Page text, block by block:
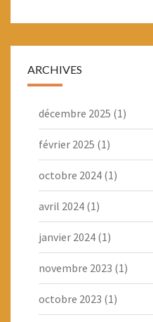
ARCHIVES
décembre 2025 (1)
février 2025 (1)
octobre 2024 (1)
avril 2024 (1)
janvier 2024 (1)
novembre 2023 (1)
octobre 2023 (1)